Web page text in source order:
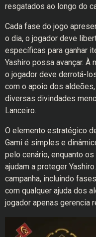
resgatados ao longo do
Cada fase do jogo
o dia, o jogador deve
específicas para ganhar
Yashiro possa avançar. À
o jogador deve derrotá-
com o apoio dos
diversas divindades
Lanceiro.
O elemento estratégico
Gami é simples e
pelo cenário, enquanto
ajudam a proteger
campanha, incluindo
com qualquer ajuda dos
jogador apenas gerencia